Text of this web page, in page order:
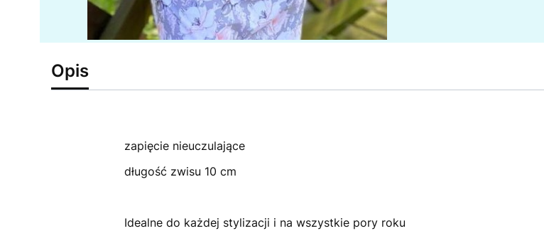
Opis
zapięcie nieuczulające
długość zwisu 10 cm
Idealne do każdej stylizacji i na wszystkie pory roku